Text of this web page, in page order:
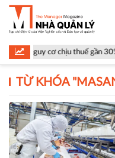
nguy cơ chịu thuế gần 30% khi
TỪ KHÓA "